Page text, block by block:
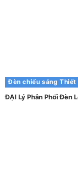
Đèn chiếu sáng Thiết
ĐẠI Lý Phân Phối Đèn